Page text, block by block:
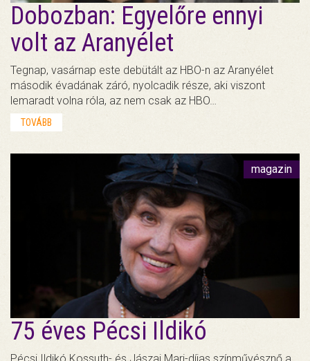
Dobozban: Egyelőre ennyi
volt az Aranyélet
Tegnap, vasárnap este debütált az HBO-n az Aranyélet
második évadának záró, nyolcadik része, aki viszont
lemaradt volna róla, az nem csak az HBO…
TOVÁBB
magazin
75 éves Pécsi Ildikó
Pécsi Ildikó Kossuth- és Jászai Mari-díjas színművésznő a